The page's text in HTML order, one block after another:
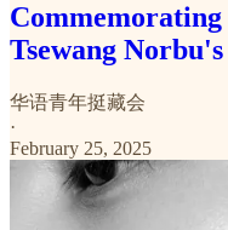
Tsewang Norbu's
华语青年挺藏会
·
February 25, 2025